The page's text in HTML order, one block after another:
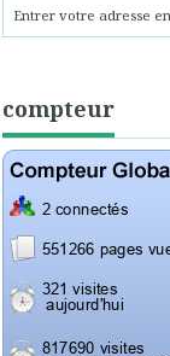
compteur